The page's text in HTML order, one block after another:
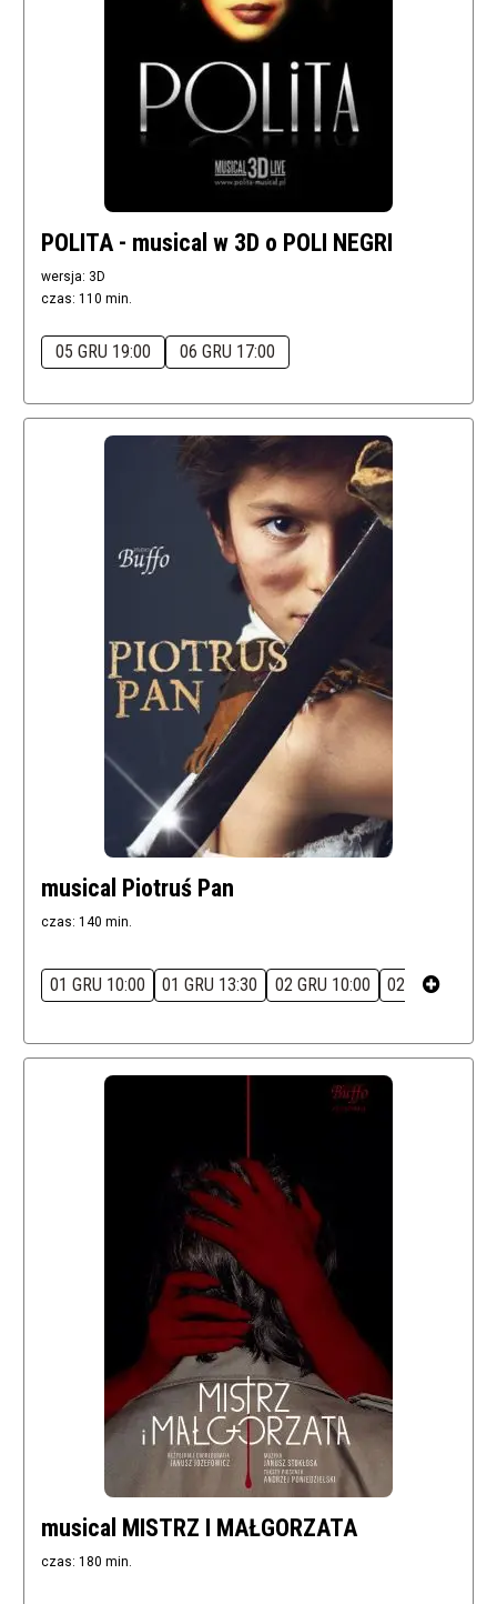
POLITA - musical w 3D o POLI NEGRI
wersja: 3D
czas: 110 min.
05 GRU 19:00 06 GRU 17:00
musical Piotruś Pan
czas: 140 min.
01 GRU 10:00 01 GRU 13:30 02 GRU 10:00 02 GRU 13:30
musical MISTRZ I MAŁGORZATA
czas: 180 min.